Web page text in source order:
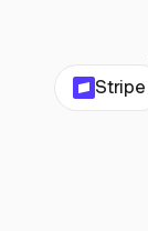
Stripe